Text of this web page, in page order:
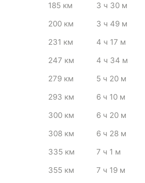
185 км 3 ч 30 м
200 км 3 ч 49 м
231 км 4 ч 17 м
247 км 4 ч 34 м
279 км 5 ч 20 м
293 км 6 ч 10 м
300 км 6 ч 20 м
308 км 6 ч 28 м
335 км 7 ч 1 м
355 км 7 ч 19 м